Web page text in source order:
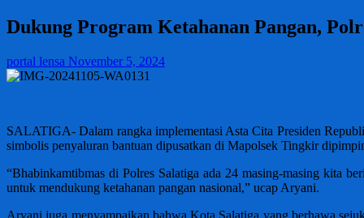
Dukung Program Ketahanan Pangan,
portal lensa November 5, 2024
SALATIGA- Dalam rangka implementasi Asta Cita Presiden
simbolis penyaluran bantuan dipusatkan di Mapolsek Tingkir
“Bhabinkamtibmas di Polres Salatiga ada 24 masing-masing kita
untuk mendukung ketahanan pangan nasional,” ucap Aryani.
Aryani juga menyampaikan bahwa Kota Salatiga yang berhawa